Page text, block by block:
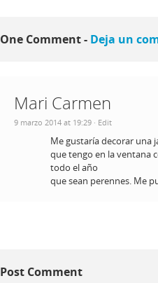
One Comment - Deja un
Mari Carmen
9 marzo 2014 at 19:29 · Edit
Me gustaría decorar una
que tengo en la ventana
todo el año
que sean perennes. Me
Post Comment